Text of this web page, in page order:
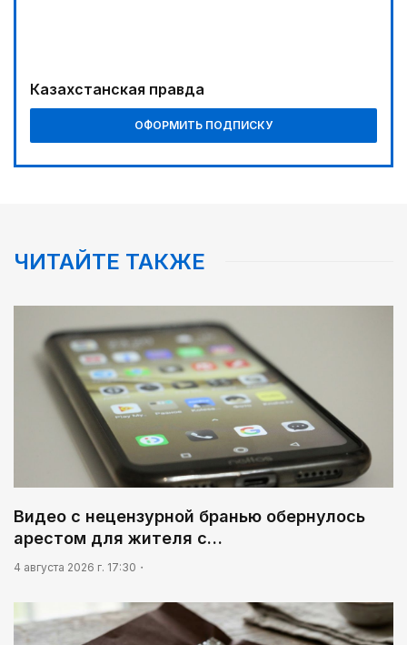
Казахстанская правда
ОФОРМИТЬ ПОДПИСКУ
ЧИТАЙТЕ ТАКЖЕ
Видео с нецензурной бранью обернулось
арестом для жителя с…
4 августа 2026 г. 17:30